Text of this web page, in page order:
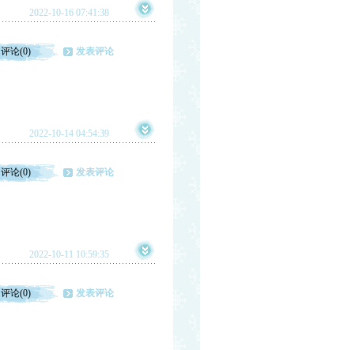
2022-10-16 07:41:38
评论(0) 发表评论
2022-10-14 04:54:39
评论(0) 发表评论
2022-10-11 10:59:35
评论(0) 发表评论